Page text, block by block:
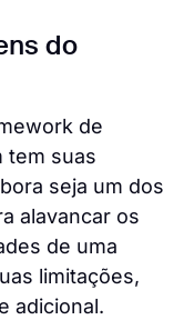
do
de
tem suas
seja um dos
alavancar os
de uma
limitações,
adicional.